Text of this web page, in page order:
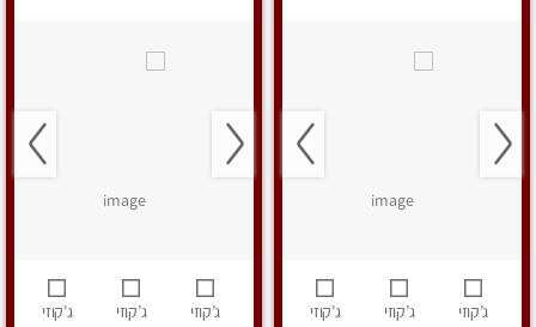
ג’קוזי ג’קוזי ג’קוזי ג’קוזי ג’קוזי ג’קוזי